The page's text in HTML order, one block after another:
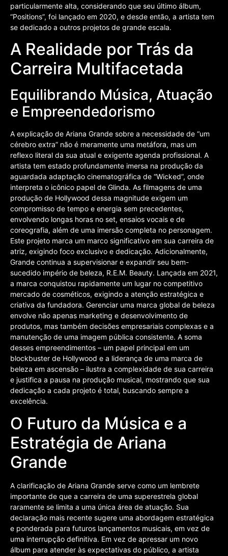
particularmente alta, considerando que seu último álbum,
“Positions”, foi lançado em 2020, e desde então, a artista tem
se dedicado a outros projetos de grande escala.
A Realidade por Trás da
Carreira Multifacetada
Equilibrando Música, Atuação
e Empreendedorismo
A explicação de Ariana Grande sobre a necessidade de “um
cérebro extra” não é meramente uma metáfora, mas um
reflexo literal da sua atual e exigente agenda profissional. A
artista tem estado profundamente imersa na produção da
aguardada adaptação cinematográfica de “Wicked”, onde
interpreta o icônico papel de Glinda. As filmagens de uma
produção de Hollywood dessa magnitude exigem um
compromisso de tempo e energia sem precedentes,
envolvendo longas horas no set, ensaios vocais e de
coreografia, além de uma imersão completa no personagem.
Este projeto marca um marco significativo em sua carreira de
atriz, exigindo foco exclusivo e dedicação. Adicionalmente,
Grande continua a supervisionar e expandir seu bem-
sucedido império de beleza, R.E.M. Beauty. Lançada em 2021,
a marca conquistou rapidamente um lugar no competitivo
mercado de cosméticos, exigindo a atenção estratégica e
criativa da fundadora. Gerenciar uma marca global de beleza
envolve não apenas marketing e desenvolvimento de
produtos, mas também decisões empresariais complexas e a
manutenção de uma imagem pública consistente. A soma
desses empreendimentos – um papel principal em um
blockbuster de Hollywood e a liderança de uma marca de
beleza em ascensão – ilustra a complexidade de sua carreira
e justifica a pausa na produção musical, mostrando que sua
dedicação a cada projeto é total, buscando sempre a
excelência.
O Futuro da Música e a
Estratégia de Ariana
Grande
A clarificação de Ariana Grande serve como um lembrete
importante de que a carreira de uma superestrela global
raramente se limita a uma única área de atuação. Sua
declaração mais recente sugere uma abordagem estratégica
e ponderada para futuros lançamentos musicais, em vez de
uma interrupção definitiva. Em vez de apressar um novo
álbum para atender às expectativas do público, a artista